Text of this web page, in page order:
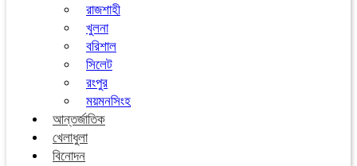
রাজশাহী
খুলনা
বরিশাল
সিলেট
রংপুর
ময়মনসিংহ
আন্তর্জাতিক
খেলাধুলা
বিনোদন